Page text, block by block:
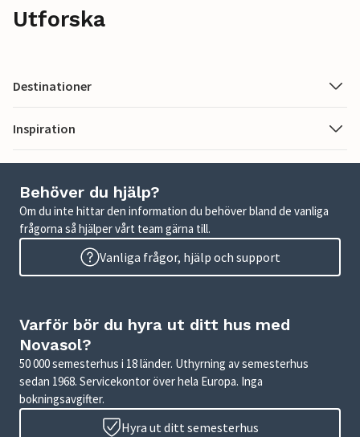
Utforska
Destinationer
Inspiration
Behöver du hjälp?
Om du inte hittar den information du behöver bland de vanliga
frågorna så hjälper vårt team gärna till.
Vanliga frågor, hjälp och support
Varför bör du hyra ut ditt hus med
Novasol?
50 000 semesterhus i 18 länder. Uthyrning av semesterhus
sedan 1968. Servicekontor över hela Europa. Inga
bokningsavgifter.
Hyra ut ditt semesterhus